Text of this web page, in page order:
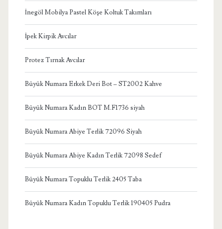
İnegöl Mobilya Pastel Köşe Koltuk Takımları
İpek Kirpik Avcılar
Protez Tırnak Avcılar
Büyük Numara Erkek Deri Bot – ST2002 Kahve
Büyük Numara Kadın BOT M.F1736 siyah
Büyük Numara Abiye Terlik 72096 Siyah
Büyük Numara Abiye Kadın Terlik 72098 Sedef
Büyük Numara Topuklu Terlik 2405 Taba
Büyük Numara Kadın Topuklu Terlik 190405 Pudra